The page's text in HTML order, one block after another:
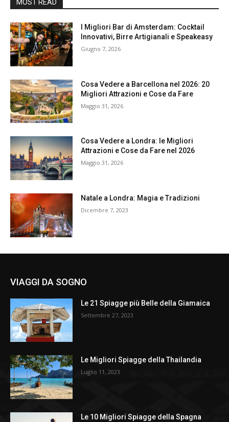
MOST READ
I Migliori Bar di Amsterdam: Cocktail
Innovativi, Birre Artigianali e Speakeasy
Giugno 7, 2026
Cosa Vedere a Barcellona nel 2026: 20
Migliori Attrazioni e Cose da Fare
Maggio 31, 2026
Cosa Vedere a Londra: le Migliori
Attrazioni e Cose da Fare nel 2026
Maggio 31, 2026
Natale a Londra: Magia e Tradizioni
Dicembre 7, 2023
VIAGGI DA SOGNO
Le 21 Spiagge più Belle della Giamaica
Settembre 27, 2023
Le Migliori Spiagge della Thailandia
Luglio 11, 2023
Le 10 Migliori Spiagge della Spagna